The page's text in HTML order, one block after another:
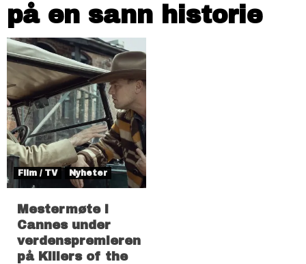
på en sann historie
Film / TV Nyheter
Mestermøte i
Cannes under
verdenspremieren
på Killers of the